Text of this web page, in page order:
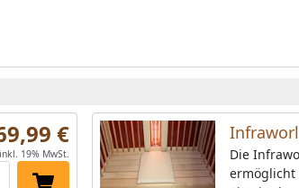
€
inkl. 19% MwSt.
Die
ermöglicht